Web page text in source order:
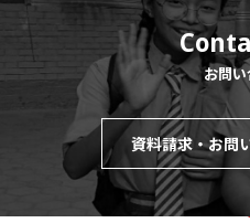
お問
資料請求・お問